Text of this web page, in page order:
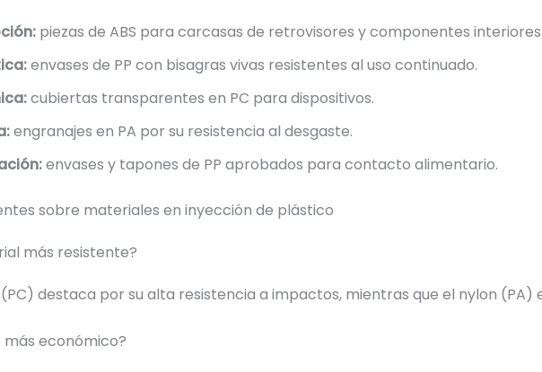
piezas de ABS para carcasas de retrovisores y componentes interiores.
envases de PP con bisagras vivas resistentes al uso continuado.
cubiertas transparentes en PC para dispositivos.
engranajes en PA por su resistencia al desgaste.
envases y tapones de PP aprobados para contacto alimentario.
sobre materiales en inyección de plástico
más resistente?
destaca por su alta resistencia a impactos, mientras que el nylon (PA)
económico?